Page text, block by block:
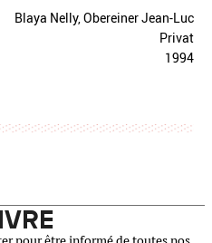
Blaya Nelly, Obereiner Jean-Luc
Privat
1994